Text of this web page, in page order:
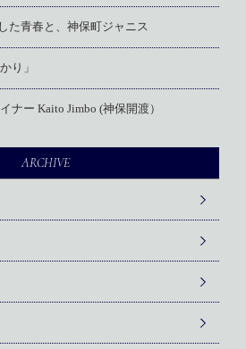
た青春と、神保町ジャニス
り」
ナー Kaito Jimbo (神保開渡）
ARCHIVE